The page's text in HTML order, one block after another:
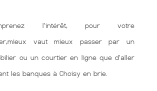
l'intérêt, pour votre
vaut mieux passer par un
ou un courtier en ligne que d'aller
les banques à Choisy en brie.